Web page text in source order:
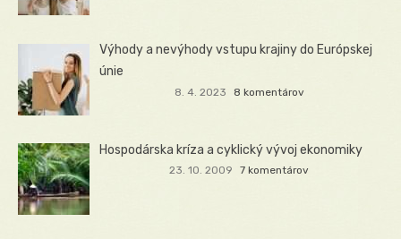
Výhody a nevýhody vstupu krajiny do Európskej
únie
8. 4. 2023 8 komentárov
Hospodárska kríza a cyklický vývoj ekonomiky
23. 10. 2009 7 komentárov